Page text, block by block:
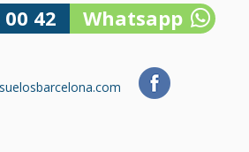
42 Whatsapp